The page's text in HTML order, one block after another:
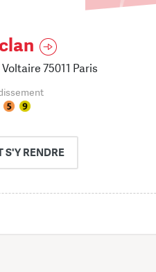
75011 Paris
S'Y RENDRE